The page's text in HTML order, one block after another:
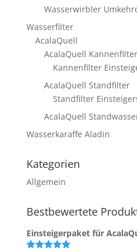
Wasserwirbler
Wasserfilter
AcalaQuell
AcalaQuell Kannenfilter
Kannenfilter
AcalaQuell Standfilter
Standfilter
AcalaQuell
Wasserkaraffe Aladin
Kategorien
Allgemein
Bestbewertete
Einsteigerpaket für